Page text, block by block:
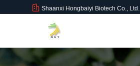
Shaanxi Hongbaiyi Biotech Co., Ltd.